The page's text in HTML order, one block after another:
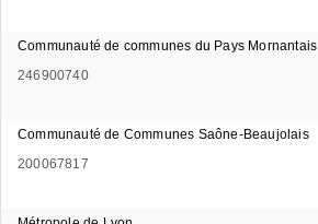
Communauté de communes du Pays Mornantais
246900740
Communauté de Communes Saône-Beaujolais
200067817